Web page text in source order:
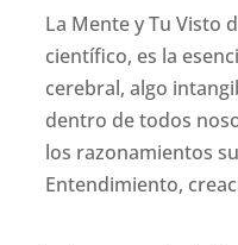
La Mente y Tu Visto
científico, es la
cerebral, algo
dentro de todos
los razonamientos
Entendimiento,